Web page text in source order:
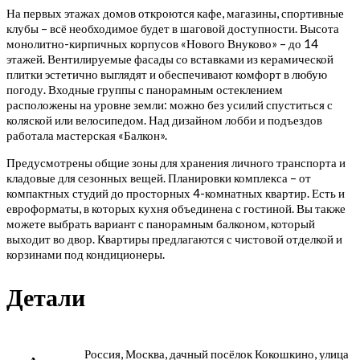
На первых этажах домов откроются кафе, магазины, спортивные
клубы – всё необходимое будет в шаговой доступности. Высота
монолитно-кирпичных корпусов «Нового Внуково» – до 14
этажей. Вентилируемые фасады со вставками из керамической
плитки эстетично выглядят и обеспечивают комфорт в любую
погоду. Входные группы с панорамным остеклением
расположены на уровне земли: можно без усилий спуститься с
коляской или велосипедом. Над дизайном лобби и подъездов
работала мастерская «Балкон».
Предусмотрены общие зоны для хранения личного транспорта и
кладовые для сезонных вещей. Планировки комплекса – от
компактных студий до просторных 4-комнатных квартир. Есть и
евроформаты, в которых кухня объединена с гостиной. Вы также
можете выбрать вариант с панорамным балконом, который
выходит во двор. Квартиры предлагаются с чистовой отделкой и
корзинами под кондиционеры.
Детали
Россия, Москва, дачный посёлок Кокошкино, улица